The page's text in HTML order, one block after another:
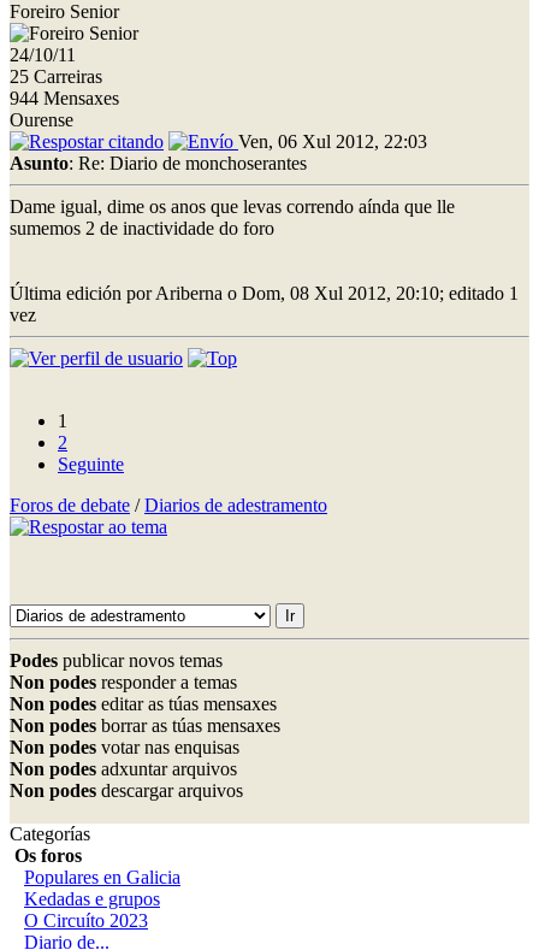
Foreiro Senior
24/10/11
25 Carreiras
944 Mensaxes
Ourense
Ven, 06 Xul 2012, 22:03
Asunto: Re: Diario de monchoserantes
Dame igual, dime os anos que levas correndo aínda que lle
sumemos 2 de inactividade do foro
Última edición por Ariberna o Dom, 08 Xul 2012, 20:10; editado 1
vez
1
2
Seguinte
Foros de debate /Diarios de adestramento
Podes publicar novos temas
Non podes responder a temas
Non podes editar as túas mensaxes
Non podes borrar as túas mensaxes
Non podes votar nas enquisas
Non podes adxuntar arquivos
Non podes descargar arquivos
Categorías
Os foros
Populares en Galicia
Kedadas e grupos
O Circuíto 2023
Diario de...